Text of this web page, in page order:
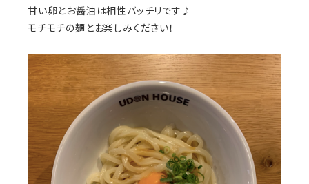
甘い卵とお醤油は相性バッチリです♪
モチモチの麺とお楽しみください！